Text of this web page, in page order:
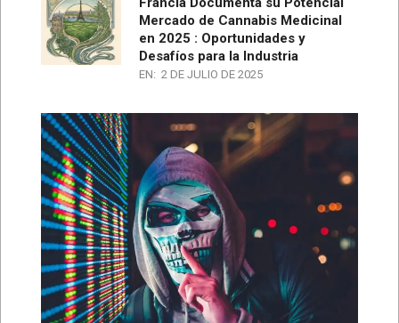
Mercado de Cannabis Medicinal
en 2025 : Oportunidades y
Desafíos para la Industria
EN: 2 DE JULIO DE 2025